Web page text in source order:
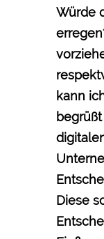
Würde
kann
Diese